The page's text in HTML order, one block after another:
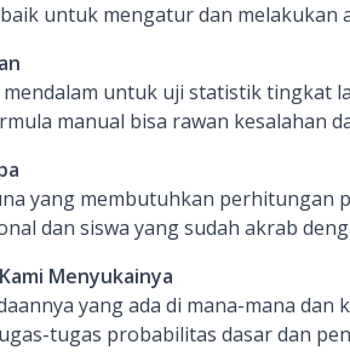
untuk mengatur dan melakukan
untuk uji statistik tingkat
manual bisa rawan kesalahan
yang membutuhkan perhitungan
dan siswa yang sudah akrab
Menyukainya
yang ada di mana-mana
tugas probabilitas dasar dan